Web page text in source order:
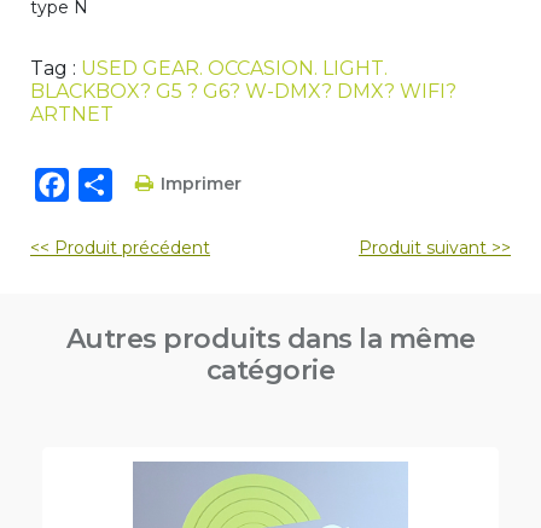
type N
Tag : USED GEAR. OCCASION. LIGHT.
BLACKBOX? G5 ? G6? W-DMX? DMX? WIFI?
ARTNET
Facebook
PartagerImprimer
Navigation
l’article
<< Produit précédent Produit suivant >>
Autres produits dans la même
catégorie